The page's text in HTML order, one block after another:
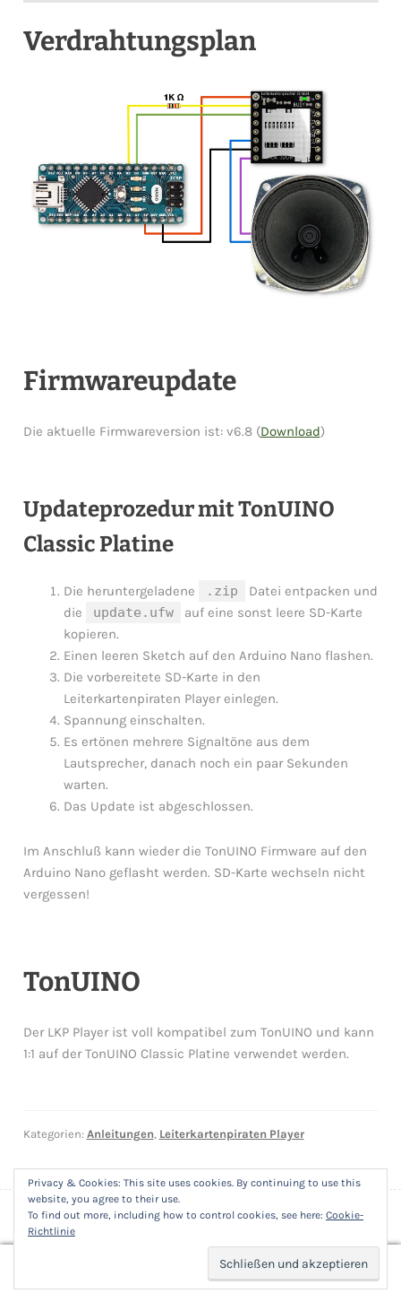
Verdrahtungsplan
Firmwareupdate
Die aktuelle Firmwareversion ist: v6.8 (Download)
Updateprozedur mit TonUINO
Classic Platine
Die heruntergeladene .zip
Datei entpacken und
die
update.ufw
auf eine sonst leere SD-Karte
kopieren.
Einen leeren Sketch auf den Arduino Nano flashen.
Die vorbereitete SD-Karte in den
Leiterkartenpiraten Player einlegen.
Spannung einschalten.
Es ertönen mehrere Signaltöne aus dem
Lautsprecher, danach noch ein paar Sekunden
warten.
Das Update ist abgeschlossen.
Im Anschluß kann wieder die TonUINO Firmware auf den
Arduino Nano geflasht werden. SD-Karte wechseln nicht
vergessen!
TonUINO
Der LKP Player ist voll kompatibel zum TonUINO und kann
1:1 auf der TonUINO Classic Platine verwendet werden.
Kategorien: Anleitungen Leiterkartenpiraten Player
Datenschutzerklärung
0
Privacy & Cookies: This site uses cookies. By continuing to use this
website, you agree to their use.
To find out more, including how to control cookies, see here: Cookie-
Richtlinie